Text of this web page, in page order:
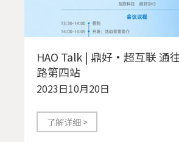
HAO Talk | 鼎好·超互联 通
路第四站
2023日10月20日
了解详细 >